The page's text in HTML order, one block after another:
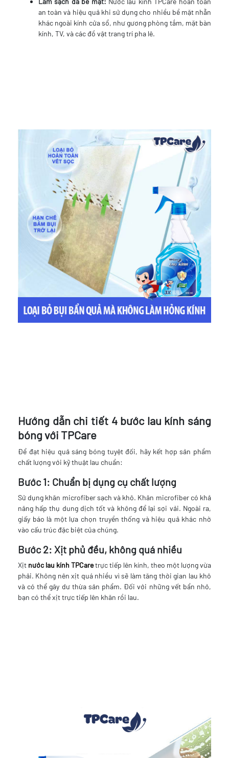
an toàn và hiệu quả khi sử dụng cho nhiều bề mặt nhẵn
khác ngoài kính cửa sổ, như gương phòng tắm, mặt bàn
kính, TV, và các đồ vật trang trí pha lê.
Hướng dẫn chi tiết 4 bước lau kính sáng
bóng với TPCare
Để đạt hiệu quả sáng bóng tuyệt đối, hãy kết hợp sản phẩm
chất lượng với kỹ thuật lau chuẩn:
Bước 1: Chuẩn bị dụng cụ chất lượng
Sử dụng khăn microfiber sạch và khô. Khăn microfiber có khả
năng hấp thụ dung dịch tốt và không để lại sợi vải. Ngoài ra,
giấy báo là một lựa chọn truyền thống và hiệu quả khác nhờ
vào cấu trúc đặc biệt của chúng.
Bước 2: Xịt phủ đều, không quá nhiều
Xịt nước lau kính TPCaretrực tiếp lên kính, theo một lượng vừa
phải. Không nên xịt quá nhiều vì sẽ làm tăng thời gian lau khô
và có thể gây dư thừa sản phẩm. Đối với những vết bẩn nhỏ,
bạn có thể xịt trực tiếp lên khăn rồi lau.